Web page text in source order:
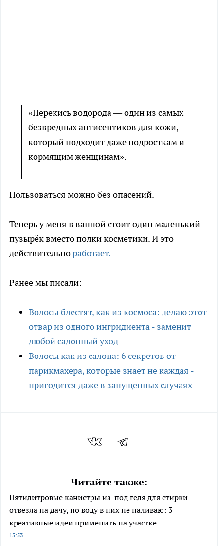
«Перекись водорода — один из самых
безвредных антисептиков для кожи,
который подходит даже подросткам и
кормящим женщинам».
Пользоваться можно без опасений.
Теперь у меня в ванной стоит один маленький
пузырёк вместо полки косметики. И это
действительноработает.
Ранее мы писали:
Волосы блестят, как из космоса: делаю этот
отвар из одного ингридиента - заменит
любой салонный уход
Волосы как из салона: 6 секретов от
парикмахера, которые знает не каждая -
пригодится даже в запущенных случаях
Читайте также:
Пятилитровые канистры из-под геля для стирки
отвезла на дачу, но воду в них не наливаю: 3
креативные идеи применить на участке
15:53